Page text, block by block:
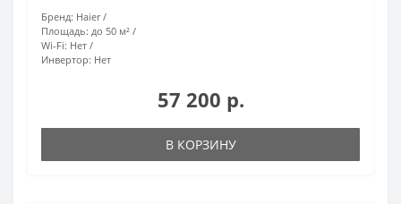
Бренд: Haier
Площадь: до 50 м²
Wi-Fi: Нет
Инвертор: Нет
57 200 р.
В КОРЗИНУ